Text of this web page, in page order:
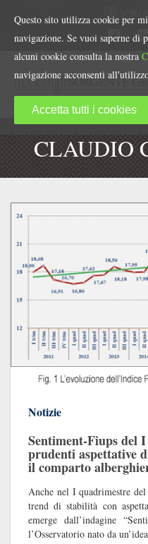
CLAUDIO
Notizie
Sentiment-Fiups del
prudenti aspettative
il comparto
Anche nel I quadrimestre
trend di stabilità con
emerge dall’indagine
l’Osservatorio nato da
Questo sito utilizza cookie per
navigazione. Se vuoi saperne di
alcuni cookie consulta la nostra
navigazione acconsenti
Accetta tutti i cookies